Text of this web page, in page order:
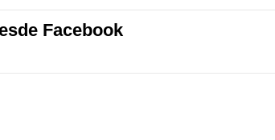
Facebook